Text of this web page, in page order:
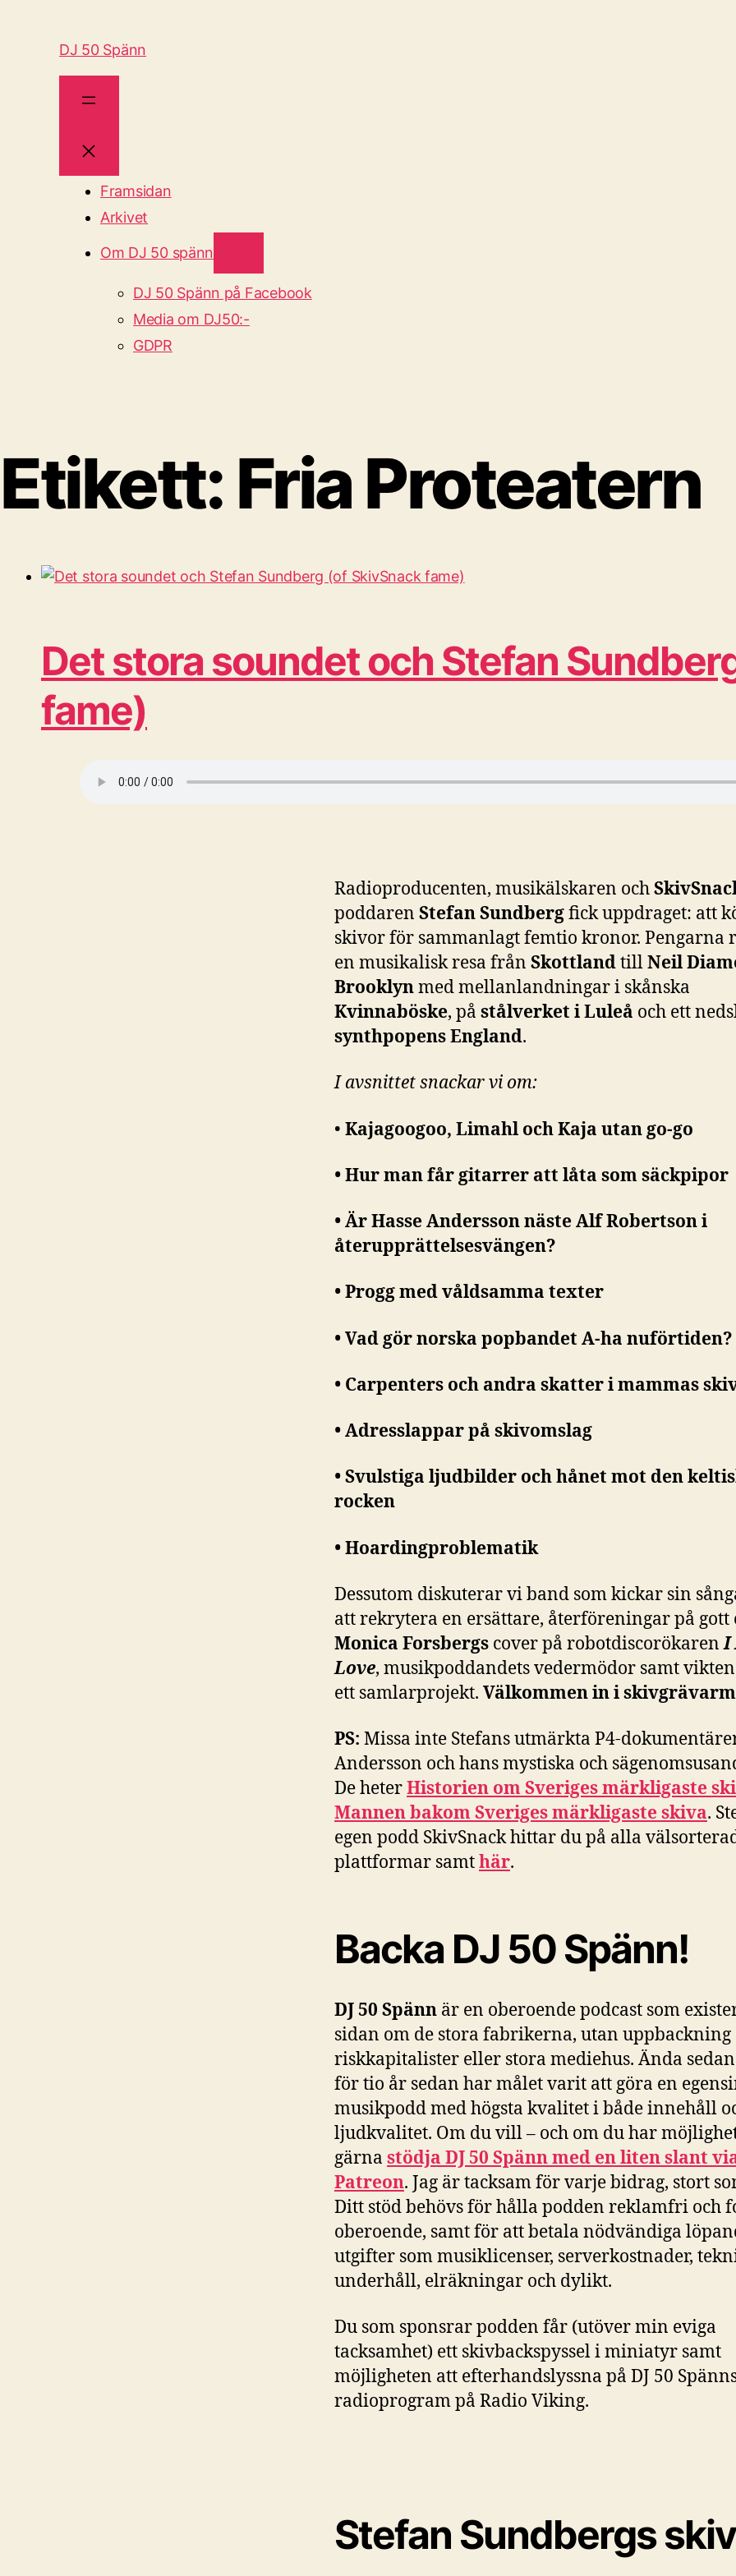
DJ 50 Spänn
Framsidan
Arkivet
Om DJ 50 spänn
DJ 50 Spänn på Facebook
Media om DJ50:-
GDPR
Etikett:Fria Proteatern
Det stora soundet och Stefan
fame)
Radioproducenten, musikälskaren och
poddaren Stefan Sundbergfick uppdraget: att
skivor för sammanlagt femtio kronor. Pengarna
en musikalisk resa från SkottlandtillNeil
Brooklynmed mellanlandningar i skånska
Kvinnaböske, på stålverket i Luleå och ett
synthpopens England.
I avsnittet snackar vi om:
• Kajagoogoo, Limahl och Kaja utan go-go
• Hur man får gitarrer att låta som säckpipor
• Är Hasse Andersson näste Alf Robertson i
återupprättelsesvängen?
• Progg med våldsamma texter
• Vad gör norska popbandet A-ha nuförtiden?
• Carpenters och andra skatter i mammas
• Adresslappar på skivomslag
• Svulstiga ljudbilder och hånet mot den
rocken
• Hoardingproblematik
Dessutom diskuterar vi band som kickar sin
att rekrytera en ersättare, återföreningar på gott
Monica Forsbergs cover på robotdiscorökarenI
Love, musikpoddandets vedermödor samt
ett samlarprojekt. Välkommen in i
PS: Missa inte Stefans utmärkta P4-
Andersson och hans mystiska och
De heterHistorien om Sveriges märkligaste
Mannen bakom Sveriges märkligaste skiva.
egen podd SkivSnack hittar du på alla
plattformar samthär.
Backa DJ 50 Spänn!
DJ 50 Spänn är en oberoende podcast som
sidan om de stora fabrikerna, utan uppbackning
riskkapitalister eller stora mediehus. Ända
för tio år sedan har målet varit att göra en
musikpodd med högsta kvalitet i både innehåll
ljudkvalitet. Om du vill – och om du har
gärna stödja DJ 50 Spänn med en liten slant
Patreon. Jag är tacksam för varje bidrag, stort
Ditt stöd behövs för hålla podden reklamfri och
oberoende, samt för att betala nödvändiga
utgifter som musiklicenser, serverkostnader,
underhåll, elräkningar och dylikt.
Du som sponsrar podden får (utöver min eviga
tacksamhet) ett skivbackspyssel i miniatyr samt
möjligheten att efterhandslyssna på DJ 50
radioprogram på Radio Viking.
Stefan Sundbergs